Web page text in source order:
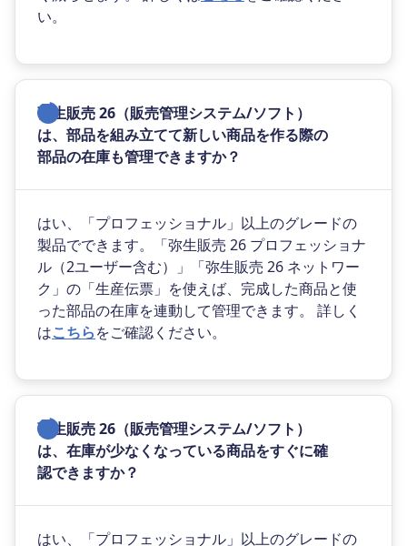
い。
弥生販売 26（販売管理システム/ソフト）
は、部品を組み立てて新しい商品を作る際の
部品の在庫も管理できますか？
はい、「プロフェッショナル」以上のグレードの
製品でできます。「弥生販売 26 プロフェッショナ
ル（2ユーザー含む）」「弥生販売 26 ネットワー
ク」の「生産伝票」を使えば、完成した商品と使
った部品の在庫を連動して管理できます。 詳しく
はこちらをご確認ください。
弥生販売 26（販売管理システム/ソフト）
は、在庫が少なくなっている商品をすぐに確
認できますか？
はい、「プロフェッショナル」以上のグレードの